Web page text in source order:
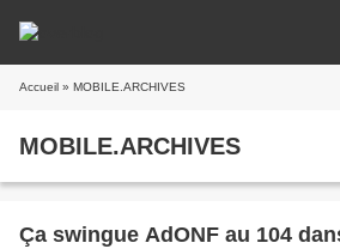
Accueil » MOBILE.ARCHIVES
MOBILE.ARCHIVES
Ça swingue AdONF au 104 dans Bernstein avec